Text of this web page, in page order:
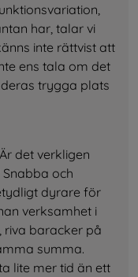
har, talar vi
inte rättvist att
ens tala om det
trygga plats
det verkligen
och
dyrare för
verksamhet i
baracker på
summa.
lite mer tid än ett